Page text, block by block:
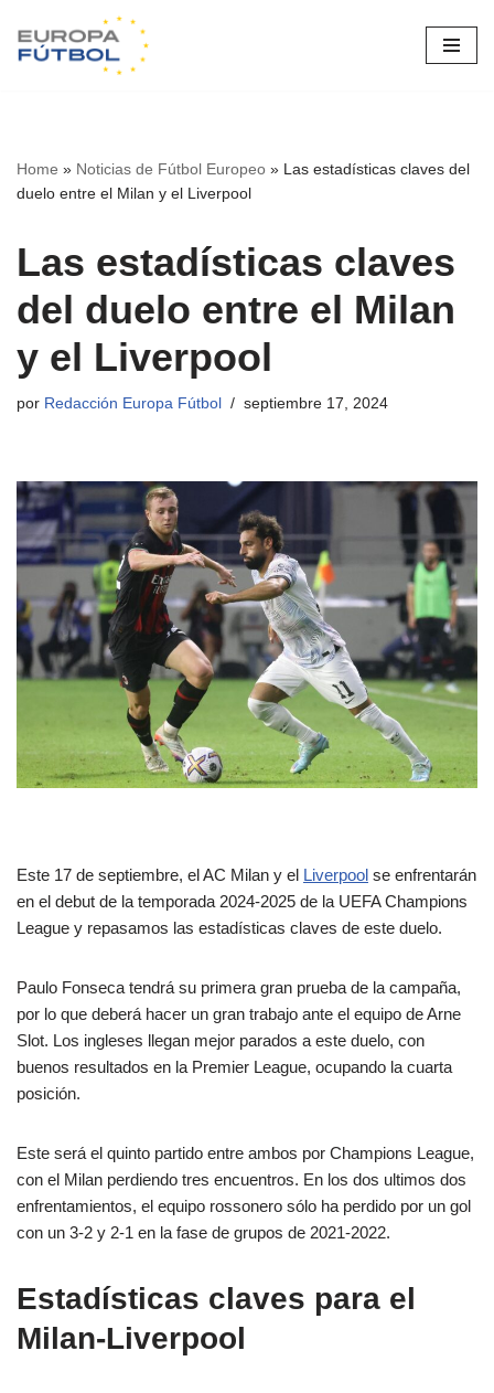
Saltar
Home » Noticias de Fútbol Europeo » Las estadísticas claves del
duelo entre el Milan y el Liverpool
Las estadísticas claves
del duelo entre el Milan
y el Liverpool
por Redacción Europa Fútbol septiembre 17, 2024
Este 17 de septiembre, el AC Milan y el Liverpool se enfrentarán
en el debut de la temporada 2024-2025 de la UEFA Champions
League y repasamos las estadísticas claves de este duelo.
Paulo Fonseca tendrá su primera gran prueba de la campaña,
por lo que deberá hacer un gran trabajo ante el equipo de Arne
Slot. Los ingleses llegan mejor parados a este duelo, con
buenos resultados en la Premier League, ocupando la cuarta
posición.
Este será el quinto partido entre ambos por Champions League,
con el Milan perdiendo tres encuentros. En los dos ultimos dos
enfrentamientos, el equipo rossonero sólo ha perdido por un gol
con un 3-2 y 2-1 en la fase de grupos de 2021-2022.
Estadísticas claves para el
Milan-Liverpool